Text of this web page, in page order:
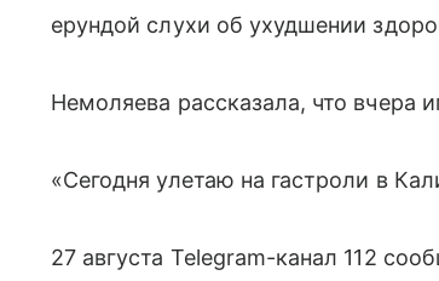
ерундой слухи об ухудшении
Немоляева рассказала, что вчера
«Сегодня улетаю на гастроли в
27 августа Telegram-канал 112